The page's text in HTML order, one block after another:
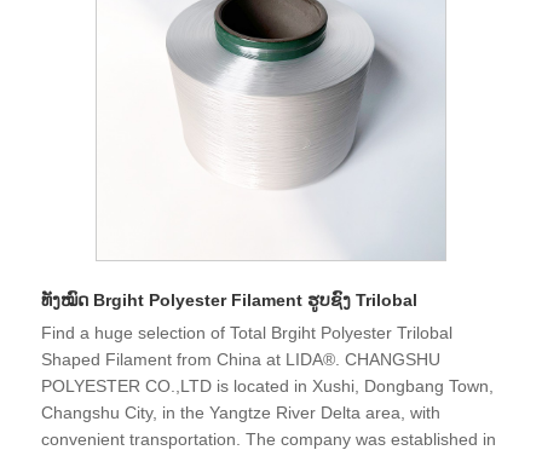
ທັງໝົດ Brgiht Polyester Filament ຮູບຊົງ Trilobal
Find a huge selection of Total Brgiht Polyester Trilobal
Shaped Filament from China at LIDA®. CHANGSHU
POLYESTER CO.,LTD is located in Xushi, Dongbang Town,
Changshu City, in the Yangtze River Delta area, with
convenient transportation. The company was established in